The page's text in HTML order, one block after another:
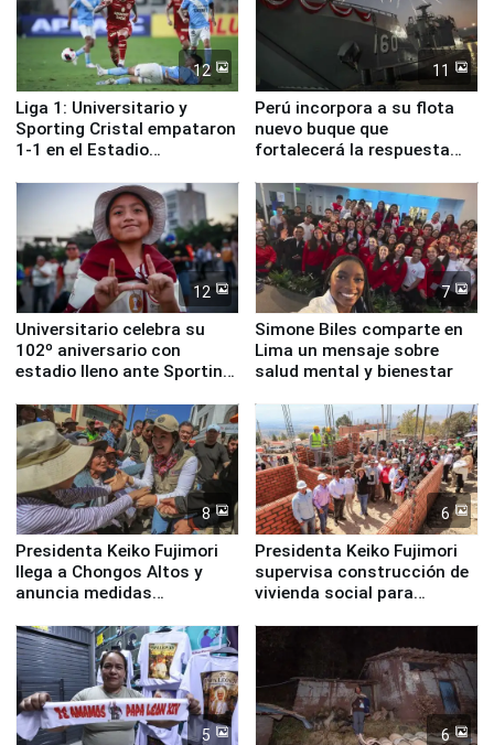
12
Liga 1: Universitario y
Sporting Cristal empataron
1-1 en el Estadio
11
Perú incorpora a su flota
nuevo buque que
fortalecerá la respuesta
12
Universitario celebra su
102º aniversario con
estadio lleno ante Sporting
7
Simone Biles comparte en
Lima un mensaje sobre
salud mental y bienestar
8
Presidenta Keiko Fujimori
llega a Chongos Altos y
anuncia medidas
educación, salud y empleo
6
Presidenta Keiko Fujimori
supervisa construcción de
vivienda social para
5 6